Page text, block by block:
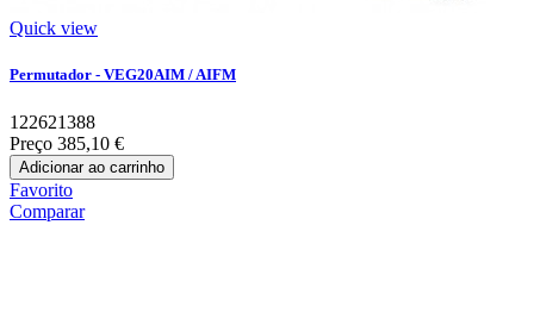
Quick view
Permutador - VEG20AIM / AIFM
122621388
Preço 385,10 €
Adicionar ao carrinho
Favorito
Comparar